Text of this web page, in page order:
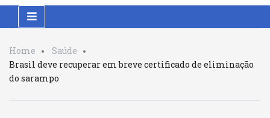
Home
Saúde
Brasil deve recuperar em breve certificado de eliminação
do sarampo